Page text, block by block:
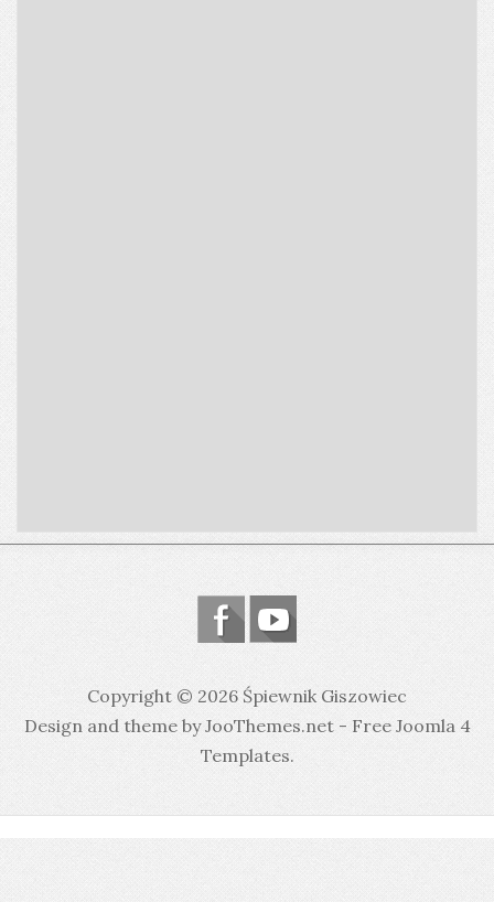
Copyright © 2026 Śpiewnik Giszowiec
Design and theme by JooThemes.net - Free Joomla 4
Templates.